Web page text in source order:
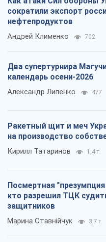
сократили экспорт
нефтепродуктов
Андрей Клименко 702
Два супертурнира
календарь осени-2026
Александр Липенко 477
Ракетный щит и меч
на производство
Кирилл Татаринов 1,4 т.
Посмертная
кто разрешил ТЦК
защитников
Марина Ставнійчук 3,7 т.